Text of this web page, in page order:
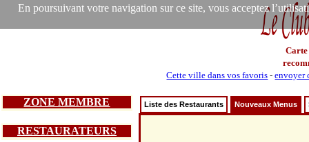
En poursuivant votre navigation sur ce site, vous acceptez
Carte
Cette ville dans vos favoris -envoyer
ZONE MEMBRE
RESTAURATEURS
Liste des Restaurants Nouveaux Menus